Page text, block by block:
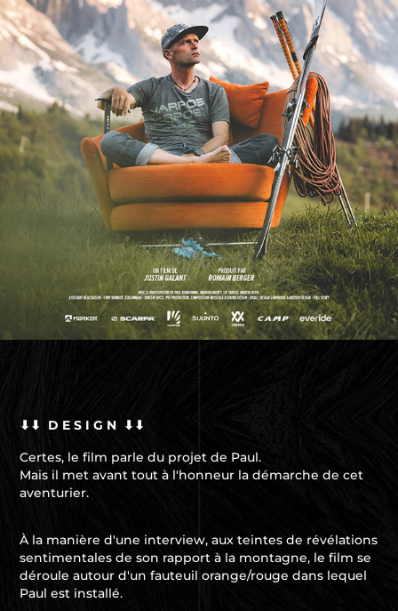
⬇⬇ D E S I G N ⬇⬇
Certes, le film parle du projet de Paul.
Mais il met avant tout à l'honneur la démarche de cet
aventurier.
À la manière d'une interview, aux teintes de révélations
sentimentales de son rapport à la montagne, le film se
déroule autour d'un fauteuil orange/rouge dans lequel
Paul est installé.